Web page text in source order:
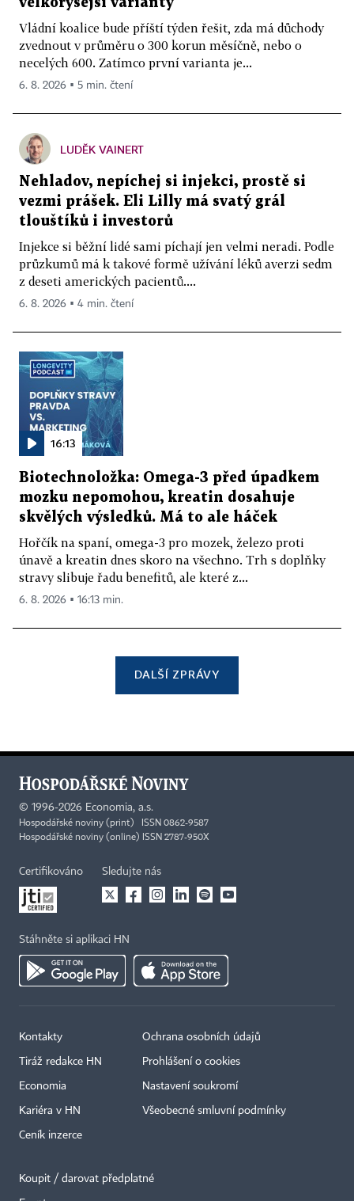
velkorysejší varianty
Vládní koalice bude příští týden řešit, zda má důchody
zvednout v průměru o 300 korun měsíčně, nebo o
necelých 600. Zatímco první varianta je...
6. 8. 2026 ▪ 5 min. čtení
LUDĚK VAINERT
Nehladov, nepíchej si injekci, prostě si
vezmi prášek. Eli Lilly má svatý grál
tlouštíků i investorů
Injekce si běžní lidé sami píchají jen velmi neradi. Podle
průzkumů má k takové formě užívání léků averzi sedm
z deseti amerických pacientů....
6. 8. 2026 ▪ 4 min. čtení
16:13
Biotechnoložka: Omega-3 před úpadkem
mozku nepomohou, kreatin dosahuje
skvělých výsledků. Má to ale háček
Hořčík na spaní, omega-3 pro mozek, železo proti
únavě a kreatin dnes skoro na všechno. Trh s doplňky
stravy slibuje řadu benefitů, ale které z...
6. 8. 2026 ▪ 16:13 min.
DALŠÍ ZPRÁVY
© 1996-2026 Economia, a.s.
Hospodářské noviny (print) ISSN 0862-9587
Hospodářské noviny (online) ISSN 2787-950X
Certifikováno Sledujte nás
Stáhněte si aplikaci HN
Kontakty
Tiráž redakce HN
Economia
Kariéra v HN
Ceník inzerce
Ochrana osobních údajů
Prohlášení o cookies
Nastavení soukromí
Všeobecné smluvní podmínky
Koupit / darovat předplatné